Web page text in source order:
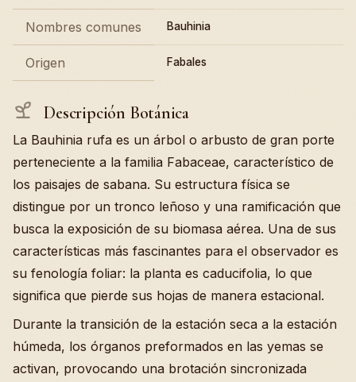
Nombres comunes Bauhinia
Origen Fabales
Descripción Botánica
La Bauhinia rufa es un árbol o arbusto de gran porte
perteneciente a la familia Fabaceae, característico de
los paisajes de sabana. Su estructura física se
distingue por un tronco leñoso y una ramificación que
busca la exposición de su biomasa aérea. Una de sus
características más fascinantes para el observador es
su fenología foliar: la planta es caducifolia, lo que
significa que pierde sus hojas de manera estacional.
Durante la transición de la estación seca a la estación
húmeda, los órganos preformados en las yemas se
activan, provocando una brotación sincronizada